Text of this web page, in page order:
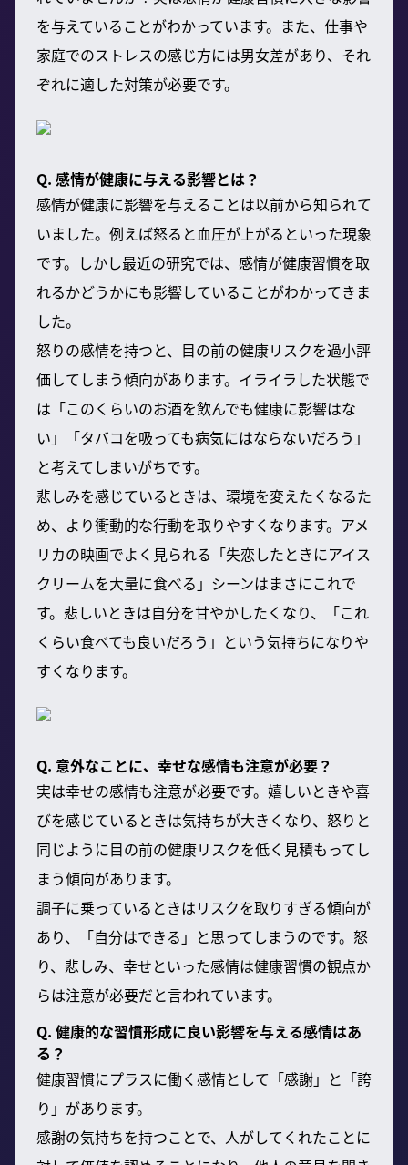
を与えていることがわかっています。また、仕事や
家庭でのストレスの感じ方には男女差があり、それ
ぞれに適した対策が必要です。
Q. 感情が健康に与える影響とは？
感情が健康に影響を与えることは以前から知られて
いました。例えば怒ると血圧が上がるといった現象
です。しかし最近の研究では、感情が健康習慣を取
れるかどうかにも影響していることがわかってきま
した。
怒りの感情を持つと、目の前の健康リスクを過小評
価してしまう傾向があります。イライラした状態で
は「このくらいのお酒を飲んでも健康に影響はな
い」「タバコを吸っても病気にはならないだろう」
と考えてしまいがちです。
悲しみを感じているときは、環境を変えたくなるた
め、より衝動的な行動を取りやすくなります。アメ
リカの映画でよく見られる「失恋したときにアイス
クリームを大量に食べる」シーンはまさにこれで
す。悲しいときは自分を甘やかしたくなり、「これ
くらい食べても良いだろう」という気持ちになりや
すくなります。
Q. 意外なことに、幸せな感情も注意が必要？
実は幸せの感情も注意が必要です。嬉しいときや喜
びを感じているときは気持ちが大きくなり、怒りと
同じように目の前の健康リスクを低く見積もってし
まう傾向があります。
調子に乗っているときはリスクを取りすぎる傾向が
あり、「自分はできる」と思ってしまうのです。怒
り、悲しみ、幸せといった感情は健康習慣の観点か
らは注意が必要だと言われています。
Q. 健康的な習慣形成に良い影響を与える感情はあ
る？
健康習慣にプラスに働く感情として「感謝」と「誇
り」があります。
感謝の気持ちを持つことで、人がしてくれたことに